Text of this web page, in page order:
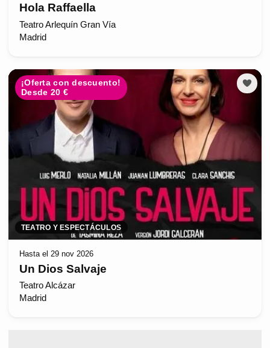
Hola Raffaella
Teatro Arlequín Gran Vía
Madrid
¡Oferta con descuento!
Desde 20 €
TEATRO Y ESPECTÁCULOS
Hasta el 29 nov 2026
Un Dios Salvaje
Teatro Alcázar
Madrid